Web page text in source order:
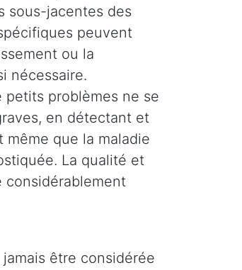
sous-jacentes des
peuvent
ou la
nécessaire.
petits problèmes ne se
en détectant et
que la maladie
La qualité et
considérablement
être considérée